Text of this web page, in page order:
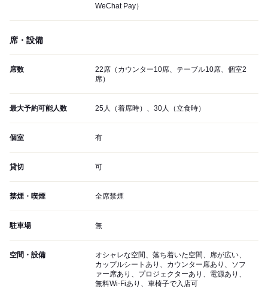
WeChat Pay）
席・設備
席数
22席（カウンター10席、テーブル10席、個室2
席）
最大予約可能人数 25人（着席時）、30人（立食時）
個室 有
貸切 可
禁煙・喫煙 全席禁煙
駐車場 無
空間・設備
オシャレな空間、落ち着いた空間、席が広い、
カップルシートあり、カウンター席あり、ソフ
ァー席あり、プロジェクターあり、電源あり、
無料Wi-Fiあり、車椅子で入店可